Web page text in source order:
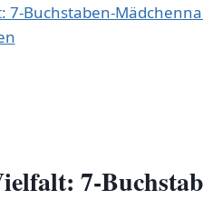
7-Buchstaben-
7-